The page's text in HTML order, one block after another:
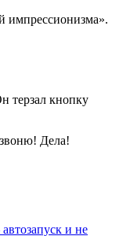
импрессионизма».
терзал кнопку
Дела!
и не